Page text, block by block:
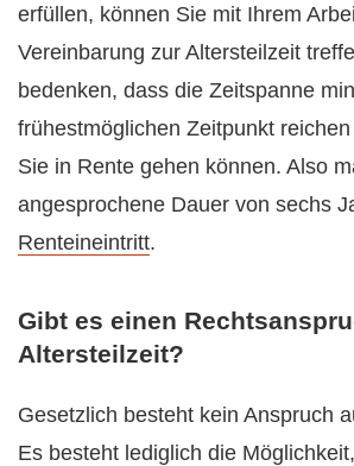
erfüllen, können Sie mit Ihrem
Vereinbarung zur Altersteilzeit
bedenken, dass die Zeitspanne
frühestmöglichen Zeitpunkt
Sie in Rente gehen können. Also
angesprochene Dauer von sechs
Renteineintritt.
Gibt es einen
Altersteilzeit?
Gesetzlich besteht kein Anspruch
Es besteht lediglich die